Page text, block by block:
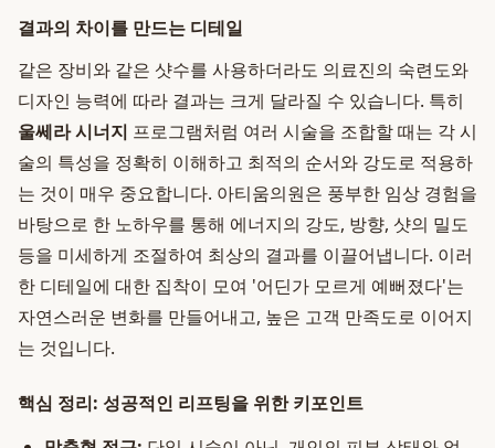
결과의 차이를 만드는 디테일
같은 장비와 같은 샷수를 사용하더라도 의료진의 숙련도와
디자인 능력에 따라 결과는 크게 달라질 수 있습니다. 특히
울쎄라 시너지 프로그램처럼 여러 시술을 조합할 때는 각 시
술의 특성을 정확히 이해하고 최적의 순서와 강도로 적용하
는 것이 매우 중요합니다. 아티움의원은 풍부한 임상 경험을
바탕으로 한 노하우를 통해 에너지의 강도, 방향, 샷의 밀도
등을 미세하게 조절하여 최상의 결과를 이끌어냅니다. 이러
한 디테일에 대한 집착이 모여 '어딘가 모르게 예뻐졌다'는
자연스러운 변화를 만들어내고, 높은 고객 만족도로 이어지
는 것입니다.
핵심 정리: 성공적인 리프팅을 위한 키포인트